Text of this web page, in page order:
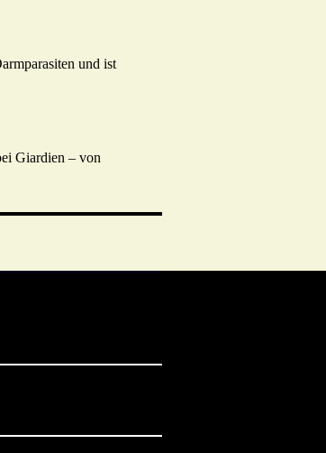
und ist
Giardien – von